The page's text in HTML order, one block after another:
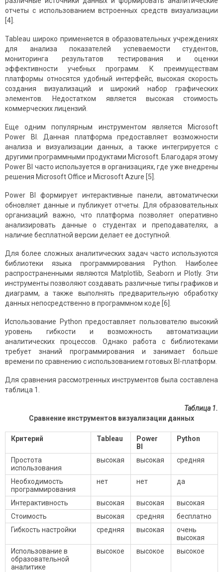
отчеты с использованием встроенных средств визуализации
[4].
Tableau широко применяется в образовательных учреждениях
для анализа показателей успеваемости студентов,
мониторинга результатов тестирования и оценки
эффективности учебных программ. К преимуществам
платформы относятся удобный интерфейс, высокая скорость
создания визуализаций и широкий набор графических
элементов. Недостатком является высокая стоимость
коммерческих лицензий.
Еще одним популярным инструментом является Microsoft
Power BI. Данная платформа предоставляет возможности
анализа и визуализации данных, а также интегрируется с
другими программными продуктами Microsoft. Благодаря этому
Power BI часто используется в организациях, где уже внедрены
решения Microsoft Office и Microsoft Azure [5].
Power BI формирует интерактивные панели, автоматически
обновляет данные и публикует отчеты. Для образовательных
организаций важно, что платформа позволяет оперативно
анализировать данные о студентах и преподавателях, а
наличие бесплатной версии делает ее доступной.
Для более сложных аналитических задач часто используются
библиотеки языка программирования Python. Наиболее
распространенными являются Matplotlib, Seaborn и Plotly. Эти
инструменты позволяют создавать различные типы графиков и
диаграмм, а также выполнять предварительную обработку
данных непосредственно в программном коде [6].
Использование Python предоставляет пользователю высокий
уровень гибкости и возможность автоматизации
аналитических процессов. Однако работа с библиотеками
требует знаний программирования и занимает больше
времени по сравнению с использованием готовых BI-платформ.
Для сравнения рассмотренных инструментов была составлена
таблица 1.
Таблица 1.
Сравнение инструментов визуализации данных
Критерий Tableau
Power
BI
Python
Простота
использования
высокая высокая средняя
Необходимость
программирования
нет нет да
Интерактивность высокая высокая
высокая
Стоимость
высокая средняя
бесплатно
Гибкость настройки
средняя высокая
очень
высокая
Использование в
образовательной
аналитике
высокое высокое высокое